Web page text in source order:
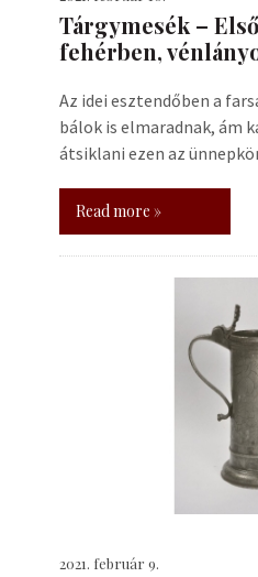
Tárgymesék –
fehérben,
Az idei esztendőben a
bálok is elmaradnak, ám
átsiklani ezen az
Read more »
2021. február 9.